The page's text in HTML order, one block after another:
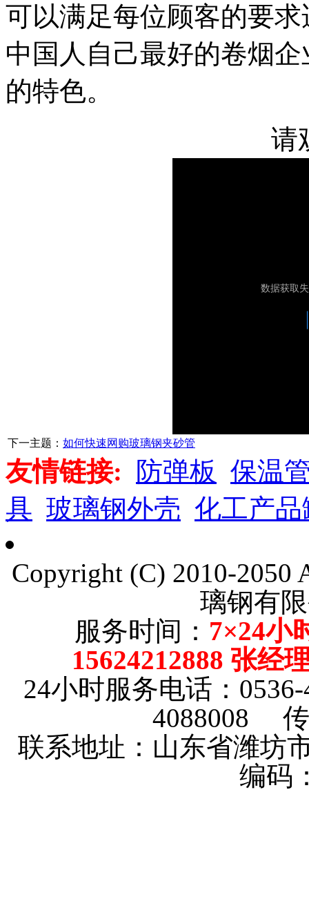
可以满足每位顾客的要
中国人自己最好的卷烟
的特色。
请
下一主题： 如何快速网购玻璃钢夹砂管
友情链接: 防弹板 保温
具 玻璃钢外壳 化工产品
Copyright (C) 2010-2050
璃钢有
服务时间： 7×24小
15624212888 张
24小时服务电话：
4088008 传
联系地址：山东省潍坊
编码